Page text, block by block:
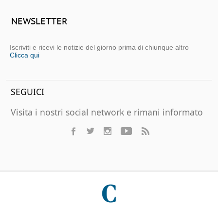
NEWSLETTER
Iscriviti e ricevi le notizie del giorno prima di chiunque altro
Clicca qui
SEGUICI
Visita i nostri social network e rimani informato